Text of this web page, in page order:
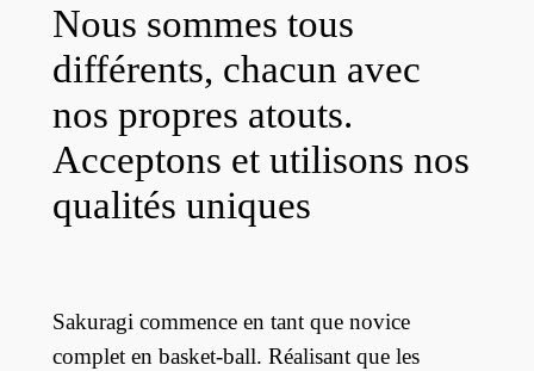
Nous sommes tous
différents, chacun avec
nos propres atouts.
Acceptons et utilisons nos
qualités uniques
Sakuragi commence en tant que novice
complet en basket-ball. Réalisant que les